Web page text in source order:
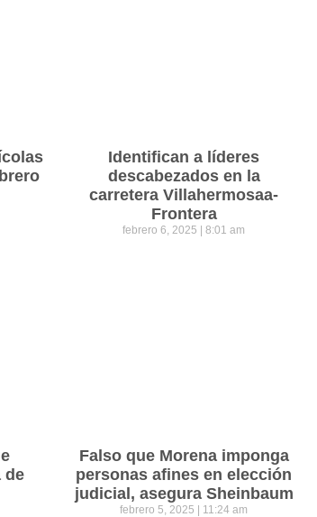
Identifican a líderes
descabezados en la
carretera Villahermosaa-
Frontera
febrero 6, 2025 8:01 am
de
Falso que Morena imponga
personas afines en elección
judicial, asegura Sheinbaum
febrero 5, 2025 11:24 am